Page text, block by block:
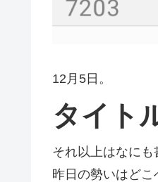
12月5日。
タイト
それ以上はなにも
昨日の勢いはどこ